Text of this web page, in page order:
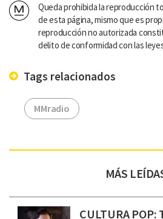
Queda prohibida la reproducción
de esta página, mismo que es
reproducción no autorizada
delito de conformidad con las
Tags relacionados
MMradio
MÁS
CULTURA